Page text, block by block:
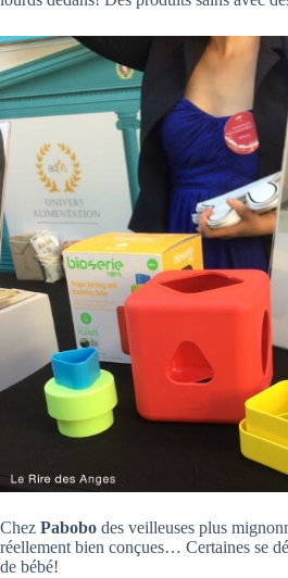
Chez Pabobo des veilleuses plus
réellement bien conçues… Certaines se
de bébé!